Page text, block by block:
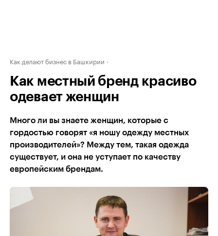
Как делают бизнес в Башкирии
Как местный бренд красиво
одевает женщин
Много ли вы знаете женщин, которые с
гордостью говорят «я ношу одежду местных
производителей»? Между тем, такая одежда
существует, и она не уступает по качеству
европейским брендам.